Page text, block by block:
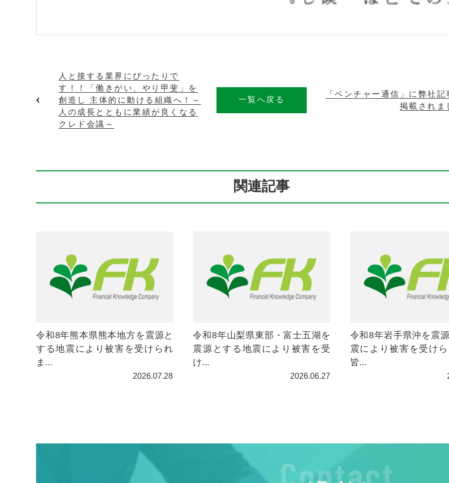
人と接する業界にぴったりで
す！！「働きがい、やり甲斐」を
創造し 主体的に動ける組織へ！～
人の成長とともに業績が良くなる
クレド会議～
一覧へ戻る
「ベンチャー通信」に弊社記
掲載されま
関連記事
令和8年熊本県熊本地方を震源と
する地震により被害を受けられ
ま...
2026.07.28
令和8年山梨県東部・富士五湖を
震源とする地震により被害を受
け...
2026.06.27
令和8年岩手県沖を震
震により被害を受け
皆...